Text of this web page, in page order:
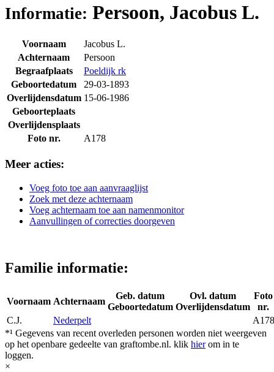
Informatie: Persoon, Jacobus L.
Voornaam
Jacobus L.
Achternaam
Persoon
Begraafplaats
Poeldijk rk
Geboortedatum
29-03-1893
Overlijdensdatum 15-06-1986
Geboorteplaats
Overlijdensplaats
Foto nr.
A178
Meer acties:
Voeg foto toe aan aanvraaglijst
Zoek met deze achternaam
Voeg achternaam toe aan namenmonitor
Aanvullingen of correcties doorgeven
Familie informatie:
Voornaam Achternaam
Geb. datum
Geboortedatum
Ovl. datum
Overlijdensdatum
Foto
nr.
C.J.
Nederpelt
A178
*¹ Gegevens van recent overleden personen worden niet weergeven
op het openbare gedeelte van graftombe.nl. klik hierom in te
loggen.
×